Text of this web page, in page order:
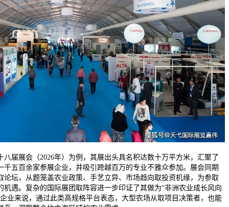
展会（2026年）为例，其展出头具名积达数十万平方米，汇聚了
千五百余家参展企业，并吸引跨越百万的专业不雅众参加。展会同期
论坛，从题笼盖农业政策、手艺立异、市场趋向取投资机缘，为参取
机遇。复杂的国际展团取阵容进一步印证了其做为“非洲农业成长风向
业来说，通过此类高规格平台表态，大型农场从取项目决策者，也能